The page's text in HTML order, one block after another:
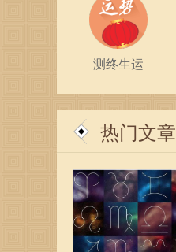
测终生运
热门文章